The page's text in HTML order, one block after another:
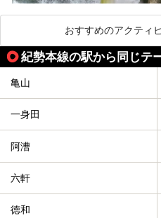
おすすめのアクティ
紀勢本線の駅から同じテ
亀山
一身田
阿漕
六軒
徳和